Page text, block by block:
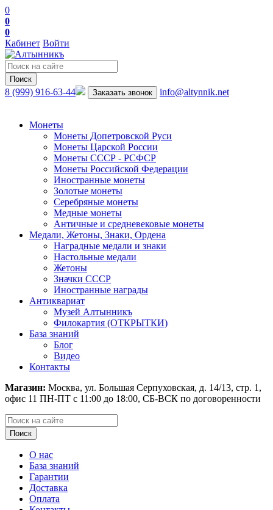
0
0
0
Кабинет Войти
Поиск
8 (999) 916-63-44 Заказать звонок info@altynnik.net
Монеты
Монеты Допетровской Руси
Монеты Царской России
Монеты СССР - РСФСР
Монеты Российской Федерации
Иностранные монеты
Золотые монеты
Серебряные монеты
Медные монеты
Античные и средневековые монеты
Медали, Жетоны, Знаки, Ордена
Наградные медали и знаки
Настольные медали
Жетоны
Значки СССР
Иностранные награды
Антиквариат
Музей Алтынникъ
Филокартия (ОТКРЫТКИ)
База знаний
Блог
Видео
Контакты
Магазин: Москва, ул. Большая Серпуховская, д. 14/13, стр. 1,
офис 11 ПН-ПТ с 11:00 до 18:00, СБ-ВСК по договоренности
Поиск
О нас
База знаний
Гарантии
Доставка
Оплата